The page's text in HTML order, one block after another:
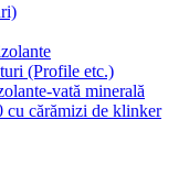
(Profile etc.)
vată minerală
cărămizi de klinker